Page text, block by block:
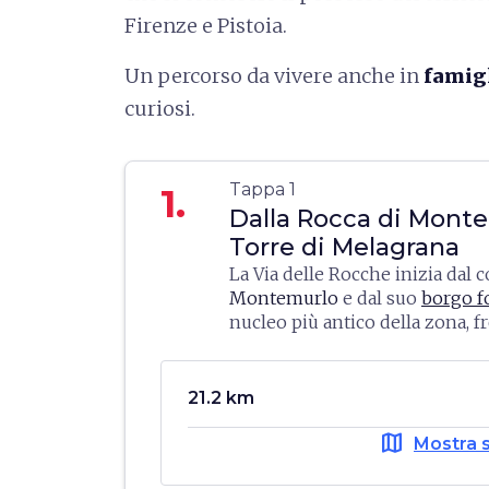
Firenze e Pistoia.
Un percorso da vivere anche in
curiosi.
1. Tappa 1
Dalla Rocca di
Torre di Melagrana
La Via delle Rocche inizia dal
Montemurlo e dal suo borgo
nucleo più antico della zona,
Guidi, il volto della fortezza
Baronese, ci immergiamo in
Il percorso raggiunge il passo
Vaiano dove sorge ancora
complesso della Badia di San
Attraversiamo il Bisenzio nei
21.2 km
map Mostra